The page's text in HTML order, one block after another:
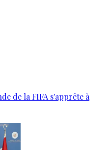
de la FIFA s'apprête à